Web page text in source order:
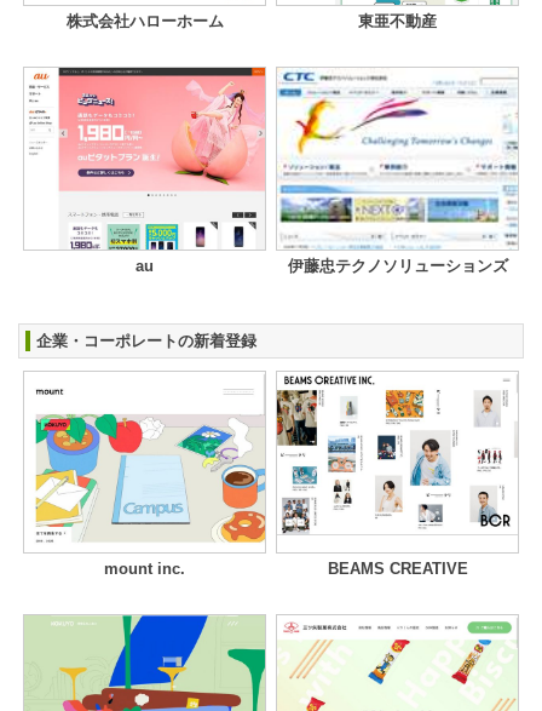
株式会社ハローホーム 東亜不動産
au 伊藤忠テクノソリューションズ
企業・コーポレートの新着登録
mount inc. BEAMS CREATIVE